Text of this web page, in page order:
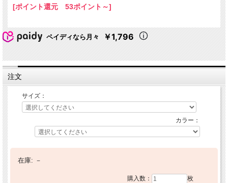
[ポイント還元 53ポイント～]
ペイディなら月々 ￥1,796
注文
サイズ：
カラー：
在庫: －
購入数： 枚